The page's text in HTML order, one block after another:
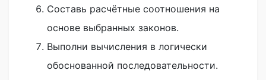
Составь расчётные соотношения на
основе выбранных законов.
Выполни вычисления в логически
обоснованной последовательности.